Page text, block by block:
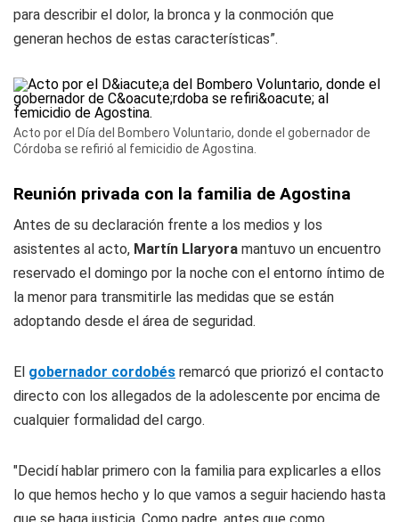
para describir el dolor, la bronca y la conmoción que
generan hechos de estas características”.
Acto por el Día del Bombero Voluntario, donde el gobernador de
Córdoba se refirió al femicidio de Agostina.
Reunión privada con la familia de Agostina
Antes de su declaración frente a los medios y los
asistentes al acto, Martín Llaryora mantuvo un encuentro
reservado el domingo por la noche con el entorno íntimo de
la menor para transmitirle las medidas que se están
adoptando desde el área de seguridad.
El gobernador cordobés remarcó que priorizó el contacto
directo con los allegados de la adolescente por encima de
cualquier formalidad del cargo.
"Decidí hablar primero con la familia para explicarles a ellos
lo que hemos hecho y lo que vamos a seguir haciendo hasta